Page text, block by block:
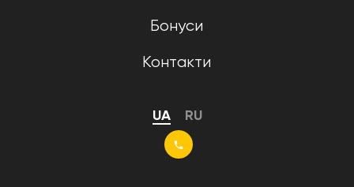
Бонуси
Контакти
UA RU